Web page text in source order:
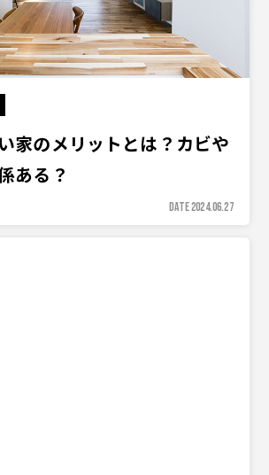
家のメリットとは？カビや
ある？
DATE 2024.06.27